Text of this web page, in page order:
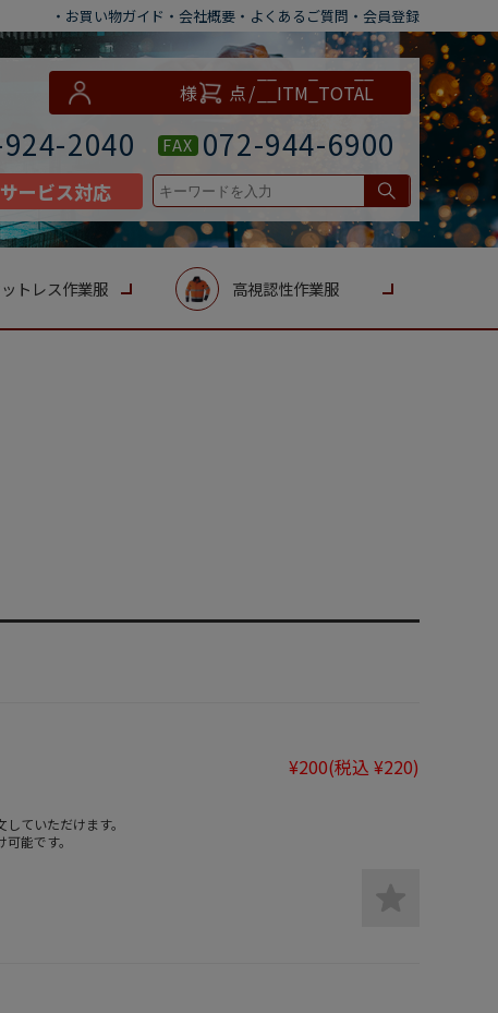
・お買い物ガイド ・会社概要 ・よくあるご質問 ・会員登録
様
__ITM_CNT__
点/ __ITM_TOTAL
__円
2040 FAX 072-944-6900
ービス対応
トレス作業服 高視認性作業服
¥200(税込 ¥220)
ていただけます。
能です。